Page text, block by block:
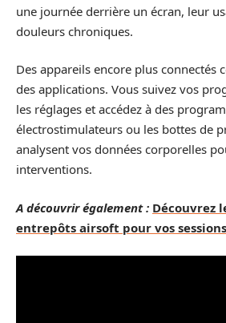
une journée derrière un écran, leur
douleurs chroniques.
Des appareils encore plus connectés
des applications. Vous suivez vos
les réglages et accédez à des
électrostimulateurs ou les bottes de
analysent vos données corporelles
interventions.
A découvrir également : Découvrez
entrepôts airsoft pour vos